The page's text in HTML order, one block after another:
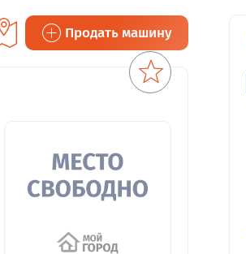
Продать машину